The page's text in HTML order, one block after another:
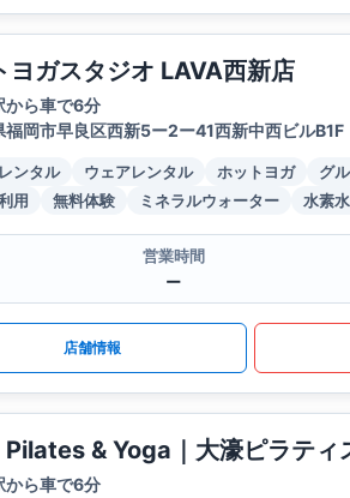
ヨガスタジオ LAVA西新店
から車で6分
福岡市早良区西新5ー2ー41西新中西ビルB1F
ンタル ウェアレンタル ホットヨガ グ
用
無料体験 ミネラルウォーター 水素水
営業時間
ー
店舗情報
& Yoga｜大濠ピラティ
から車で6分